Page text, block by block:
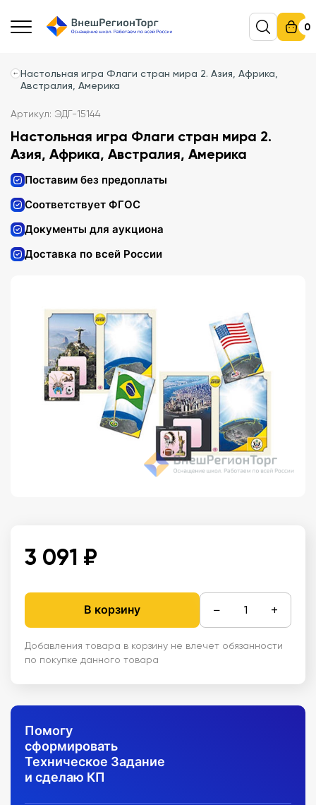
0
Настольная игра Флаги стран мира 2. Азия, Африка,
Австралия, Америка
Артикул: ЭДГ-15144
Настольная игра Флаги стран мира 2.
Азия, Африка, Австралия, Америка
Поставим без предоплаты
Соответствует ФГОС
Документы для аукциона
Доставка по всей России
3 091 ₽
В корзину − +
Добавления товара в корзину не влечет обязанности
по покупке данного товара
Помогу
сформировать
Техническое Задание
и сделаю КП